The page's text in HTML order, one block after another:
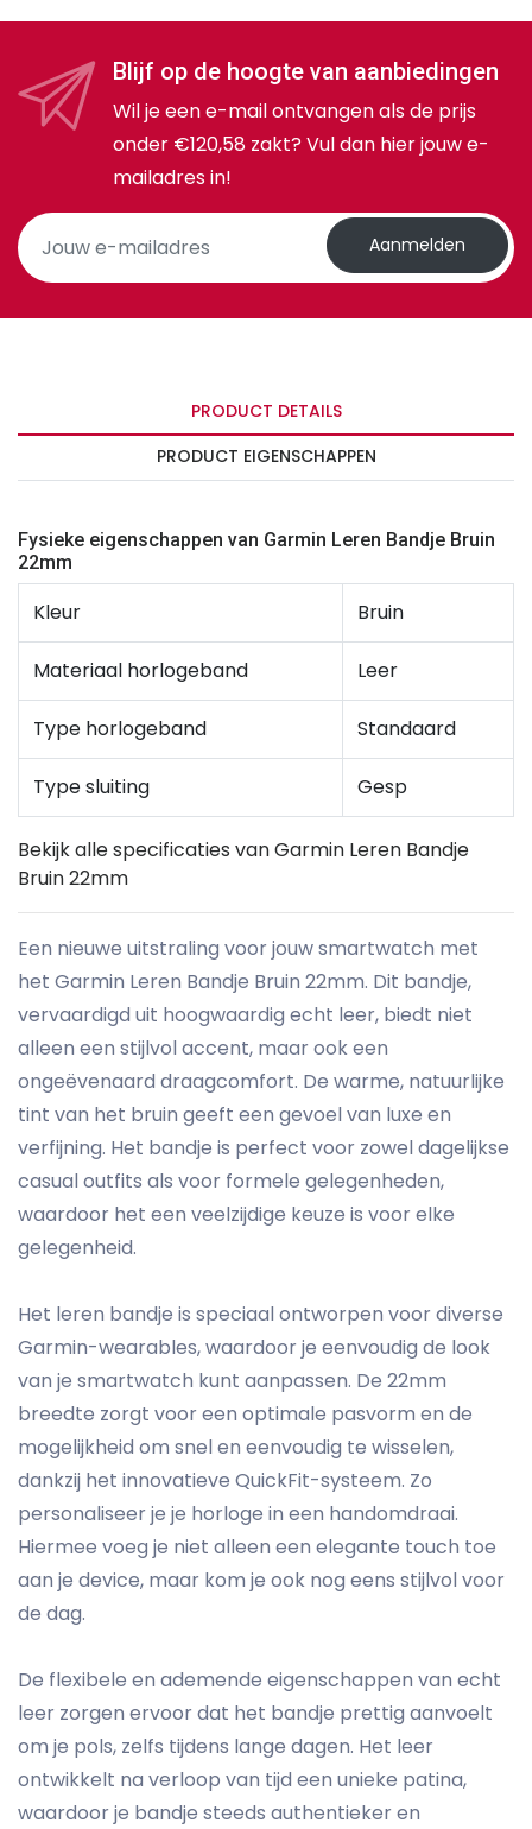
Blijf op de hoogte van aanbiedingen
Wil je een e-mail ontvangen als de prijs
onder €120,58 zakt? Vul dan hier jouw e-
mailadres in!
Aanmelden
PRODUCT DETAILS
PRODUCT EIGENSCHAPPEN
Fysieke eigenschappen van Garmin Leren Bandje Bruin
22mm
Kleur Bruin
Materiaal horlogeband Leer
Type horlogeband Standaard
Type sluiting Gesp
Bekijk alle specificaties van Garmin Leren Bandje
Bruin 22mm
Een nieuwe uitstraling voor jouw smartwatch met
het Garmin Leren Bandje Bruin 22mm. Dit bandje,
vervaardigd uit hoogwaardig echt leer, biedt niet
alleen een stijlvol accent, maar ook een
ongeëvenaard draagcomfort. De warme, natuurlijke
tint van het bruin geeft een gevoel van luxe en
verfijning. Het bandje is perfect voor zowel dagelijkse
casual outfits als voor formele gelegenheden,
waardoor het een veelzijdige keuze is voor elke
gelegenheid.
Het leren bandje is speciaal ontworpen voor diverse
Garmin-wearables, waardoor je eenvoudig de look
van je smartwatch kunt aanpassen. De 22mm
breedte zorgt voor een optimale pasvorm en de
mogelijkheid om snel en eenvoudig te wisselen,
dankzij het innovatieve QuickFit-systeem. Zo
personaliseer je je horloge in een handomdraai.
Hiermee voeg je niet alleen een elegante touch toe
aan je device, maar kom je ook nog eens stijlvol voor
de dag.
De flexibele en ademende eigenschappen van echt
leer zorgen ervoor dat het bandje prettig aanvoelt
om je pols, zelfs tijdens lange dagen. Het leer
ontwikkelt na verloop van tijd een unieke patina,
waardoor je bandje steeds authentieker en